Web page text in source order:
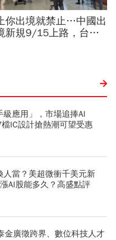
應用」，市場追捧AI
IC設計搶熱潮可望受惠
當？美超微衝千美元新
AI股能多久？高盛點評
金廣徵跨界、數位科技人才